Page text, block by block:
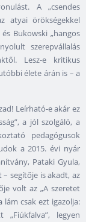
A „csendes
atyai örökségekkel
Bukowski „hangos
szerepvállalás
Lesz-e kritikus
élete árán is – a
Leírható-e akár ez
a jól szolgáló, a
pedagógusok
a 2015. évi nyár
Pataki Gyula,
segítője is akadt, az
volt az „A szeretet
lám csak ezt igazolja:
legyen